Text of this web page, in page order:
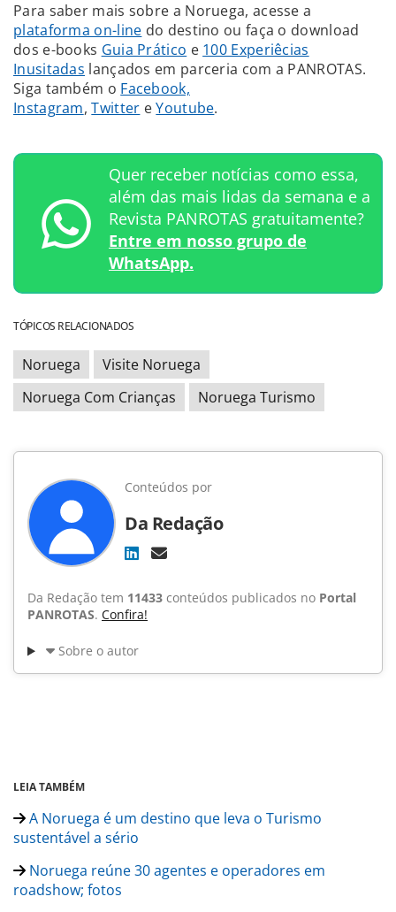
Para saber mais sobre a Noruega, acesse a
plataforma on-line do destino ou faça o download
dos e-books Guia Prático e 100 Experiêcias
Inusitadas lançados em parceria com a PANROTAS.
Siga também o Facebook,
Instagram,Twitter eYoutube.
Quer receber notícias como essa,
além das mais lidas da semana e a
Revista PANROTAS gratuitamente?
Entre em nosso grupo de
WhatsApp.
TÓPICOS RELACIONADOS
Noruega
Visite Noruega
Noruega Com Crianças
Noruega Turismo
Conteúdos por
Da Redação
Da Redação tem 11433 conteúdos publicados no Portal
PANROTAS. Confira!
Sobre o autor
LEIA TAMBÉM
A Noruega é um destino que leva o Turismo
sustentável a sério
Noruega reúne 30 agentes e operadores em
roadshow; fotos